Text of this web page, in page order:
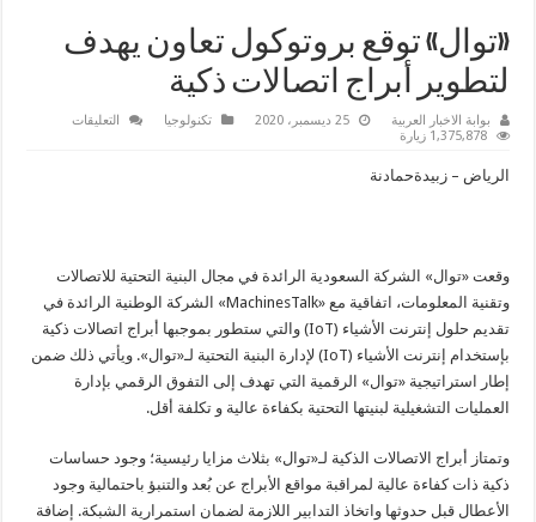
«توال» توقع بروتوكول تعاون يهدف
لتطوير أبراج اتصالات ذكية
بوابة الاخبار العربية 25 ديسمبر، 2020 تكنولوجيا التعليقات
مغلقة
1,375,878 زيارة
الرياض – زبيدةحمادنة
وقعت «توال» الشركة السعودية الرائدة في مجال البنية التحتية للاتصالات
وتقنية المعلومات، اتفاقية مع «MachinesTalk» الشركة الوطنية الرائدة في
تقديم حلول إنترنت الأشياء (IoT) والتي ستطور بموجبها أبراج اتصالات ذكية
بإستخدام إنترنت الأشياء (IoT) لإدارة البنية التحتية لـ«توال». ويأتي ذلك ضمن
إطار استراتيجية «توال» الرقمية التي تهدف إلى التفوق الرقمي بإدارة
العمليات التشغيلية لبنيتها التحتية بكفاءة عالية و تكلفة أقل.
وتمتاز أبراج الاتصالات الذكية لـ«توال» بثلاث مزايا رئيسية؛ وجود حساسات
ذكية ذات كفاءة عالية لمراقبة مواقع الأبراج عن بُعد والتنبؤ باحتمالية وجود
الأعطال قبل حدوثها واتخاذ التدابير اللازمة لضمان استمرارية الشبكة. إضافة